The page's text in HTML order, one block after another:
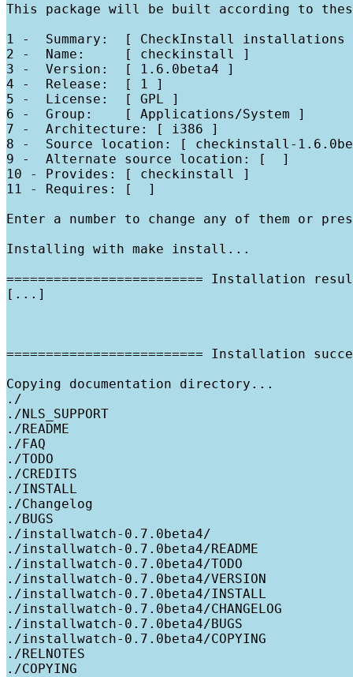
This package will be built according to
1 -  Summary:  [ CheckInstall
2 -  Name:     [ checkinstall ]
3 -  Version:  [ 1.6.0beta4 ]
4 -  Release:  [ 1 ]
5 -  License:  [ GPL ]
6 -  Group:    [ Applications/System ]
7 -  Architecture: [ i386 ]
8 -  Source location: [ checkinstall-
9 -  Alternate source location: [  ]
10 - Provides: [ checkinstall ]
11 - Requires: [  ]
Enter a number to change any of them or
Installing with make install...
========================= Installation
[...]
========================= Installation
Copying documentation directory...
./
./NLS_SUPPORT
./README
./FAQ
./TODO
./CREDITS
./INSTALL
./Changelog
./BUGS
./installwatch-0.7.0beta4/
./installwatch-0.7.0beta4/README
./installwatch-0.7.0beta4/TODO
./installwatch-0.7.0beta4/VERSION
./installwatch-0.7.0beta4/INSTALL
./installwatch-0.7.0beta4/CHANGELOG
./installwatch-0.7.0beta4/BUGS
./installwatch-0.7.0beta4/COPYING
./RELNOTES
./COPYING